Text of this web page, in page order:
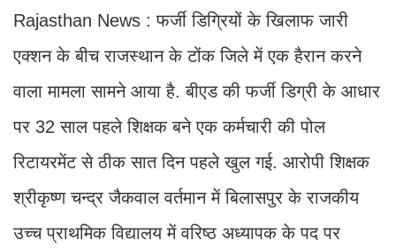
Rajasthan News : फर्जी डिग्रियों के ख‍िलाफ जारी
एक्शन के बीच राजस्थान के टोंक जिले में एक हैरान करने
वाला मामला सामने आया है. बीएड की फर्जी डिग्री के आधार
पर 32 साल पहले शिक्षक बने एक कर्मचारी की पोल
रिटायरमेंट से ठीक सात दिन पहले खुल गई. आरोपी शिक्षक
श्रीकृष्ण चन्द्र जैकवाल वर्तमान में बिलासपुर के राजकीय
उच्च प्राथमिक विद्यालय में वरिष्ठ अध्यापक के पद पर